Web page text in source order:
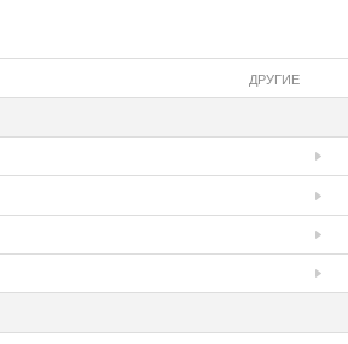
ДРУГИЕ